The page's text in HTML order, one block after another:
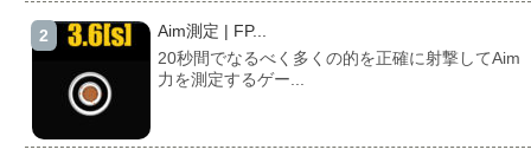
Aim測定 | FP...
20秒間でなるべく多くの的を正確に射撃してAim
力を測定するゲー...